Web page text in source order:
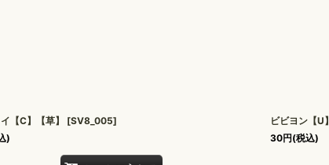
【C】【草】 [SV8_005]
)
ビビヨン【U
30円(税込)